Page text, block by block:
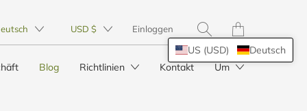
USD $ Einloggen
Translation
missing:
Blog Richtlinien Kontakt Um
US (USD) Deutsch